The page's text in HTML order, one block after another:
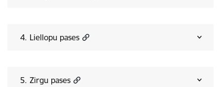
4. Liellopu pases
5. Zirgu pases